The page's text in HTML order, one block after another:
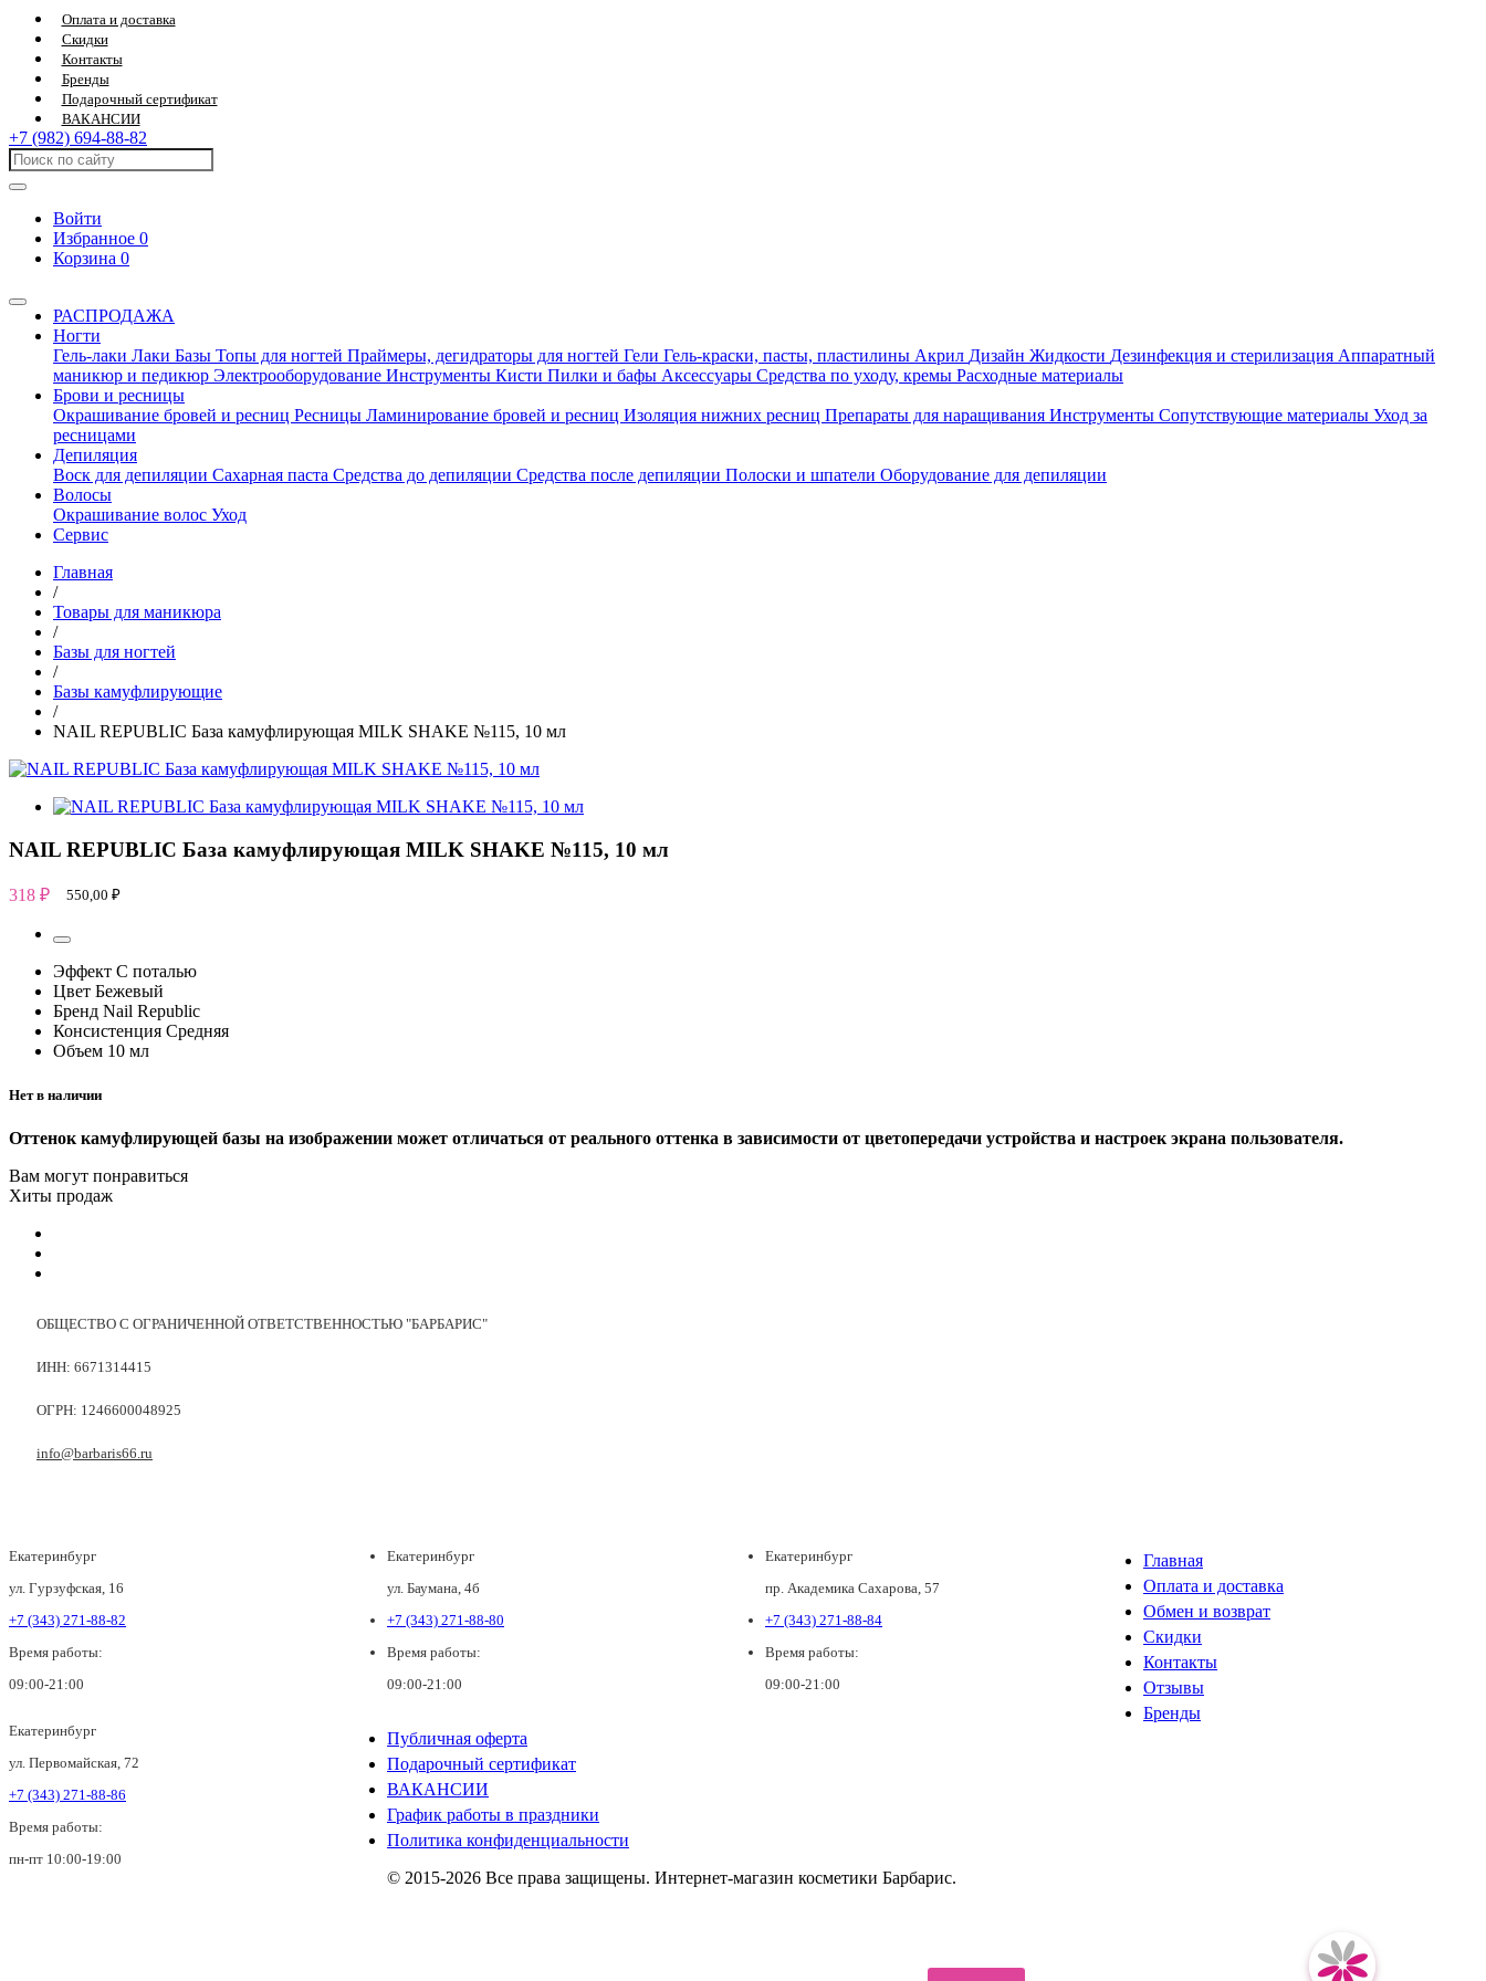
Оплата и доставка
Скидки
Контакты
Бренды
Подарочный сертификат
ВАКАНСИИ
+7 (982) 694-88-82
Войти
Избранное 0
Корзина 0
РАСПРОДАЖА
Ногти
Гель-лаки Лаки Базы Топы для ногтей Праймеры, дегидраторы для ногтей Гели Гель-краски, пасты, пластилины Акрил Дизайн Жидкости Дезинфекция и стерилизация Аппаратный
маникюр и педикюр Электрооборудование Инструменты Кисти Пилки и бафы Аксессуары Средства по уходу, кремы Расходные материалы
Брови и ресницы
Окрашивание бровей и ресниц Ресницы Ламинирование бровей и ресниц Изоляция нижних ресниц Препараты для наращивания Инструменты Сопутствующие материалы Уход за
ресницами
Депиляция
Воск для депиляции Сахарная паста Средства до депиляции Средства после депиляции Полоски и шпатели Оборудование для депиляции
Волосы
Окрашивание волос Уход
Сервис
Главная
/
Товары для маникюра
/
Базы для ногтей
/
Базы камуфлирующие
/
NAIL REPUBLIC База камуфлирующая MILK SHAKE №115, 10 мл
NAIL REPUBLIC База камуфлирующая MILK SHAKE №115, 10 мл
318 ₽ 550,00 ₽
Эффект С поталью
Цвет Бежевый
Бренд Nail Republic
Консистенция Средняя
Объем 10 мл
Нет в наличии
Оттенок камуфлирующей базы на изображении может отличаться от реального оттенка в зависимости от цветопередачи устройства и настроек экрана пользователя.
Вам могут понравиться
Хиты продаж
ОБЩЕСТВО С ОГРАНИЧЕННОЙ ОТВЕТСТВЕННОСТЬЮ "БАРБАРИС"
ИНН: 6671314415
ОГРН: 1246600048925
info@barbaris66.ru
Екатеринбург
ул. Гурзуфская, 16
+7 (343) 271-88-82
Время работы:
09:00-21:00
Екатеринбург
ул. Баумана, 4б
+7 (343) 271-88-80
Время работы:
09:00-21:00
Екатеринбург
пр. Академика Сахарова, 57
+7 (343) 271-88-84
Время работы:
09:00-21:00
Екатеринбург
ул. Первомайская, 72
+7 (343) 271-88-86
Время работы:
пн-пт 10:00-19:00
Главная
Оплата и доставка
Обмен и возврат
Скидки
Контакты
Отзывы
Бренды
Публичная оферта
Подарочный сертификат
ВАКАНСИИ
График работы в праздники
Политика конфиденциальности
© 2015-2026 Все права защищены. Интернет-магазин косметики Барбарис.